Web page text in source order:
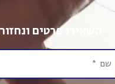
השאירו פרטים